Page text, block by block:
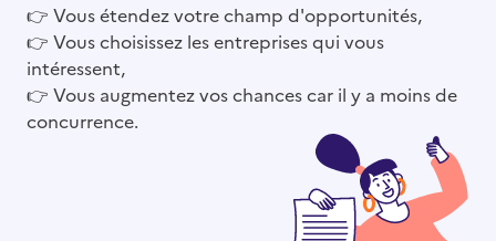
👉 Vous étendez votre champ d'opportunités,
👉 Vous choisissez les entreprises qui vous
intéressent,
👉 Vous augmentez vos chances car il y a moins de
concurrence.